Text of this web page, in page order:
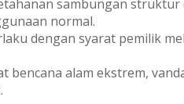
sambungan
normal.
dengan syarat pemilik
bencana alam ekstrem,